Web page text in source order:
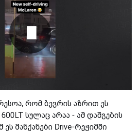
რომ ბევრის აზრით ეს
სულაც არაა - ამ დაშვების
ეს მანქანები Drive-რეჟიმში